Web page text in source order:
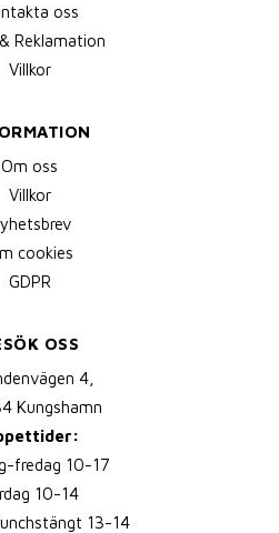
oss
Reklamation
Villkor
Om oss
Villkor
cookies
GDPR
OSS
4,
Kungshamn
fredag 10-17
10-14
13-14